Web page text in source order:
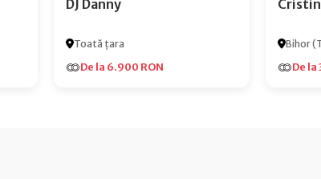
DJ Danny
Toată țara
De la 6.900 RON
Bihor
De la